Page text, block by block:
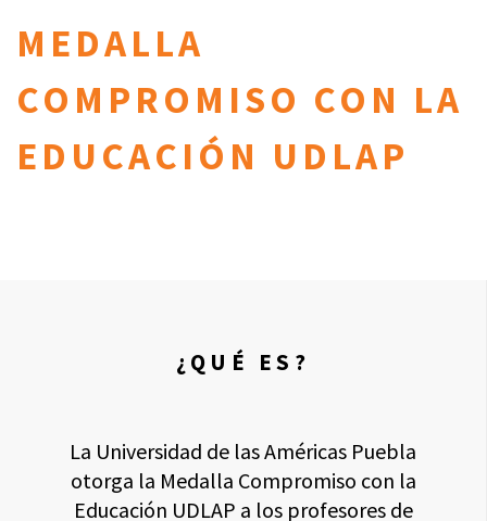
MEDALLA
COMPROMISO CON LA
EDUCACIÓN UDLAP
¿QUÉ ES?
La Universidad de las Américas Puebla
otorga la Medalla Compromiso con la
Educación UDLAP a los profesores de